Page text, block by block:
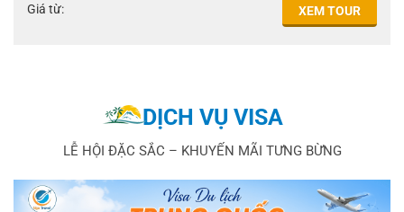
Giá từ: XEM TOUR
DỊCH VỤ VISA
LỄ HỘI ĐẶC SẮC – KHUYẾN MÃI TƯNG BỪNG